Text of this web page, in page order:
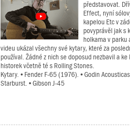
představovat.
Effect, nyní
kapelou Etc v
povyprávěl jak s
holkama v parku
videu ukázal všechny své kytary, které za
používal. Žádné z nich se doposud nezbavil a ke
historek včetně té s Rolling Stones.
Kytary. • Fender F-65 (1976). • Godin
Starburst. • Gibson J-45